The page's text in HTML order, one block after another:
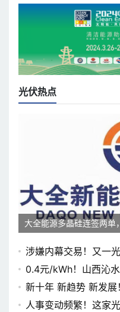
光伏热点
大全能源多晶硅连签两
涉嫌内幕交易！又一
0.4元/kWh！山西沁
新十年 新趋势 新发
坛即将开幕
人事变动频繁！这家